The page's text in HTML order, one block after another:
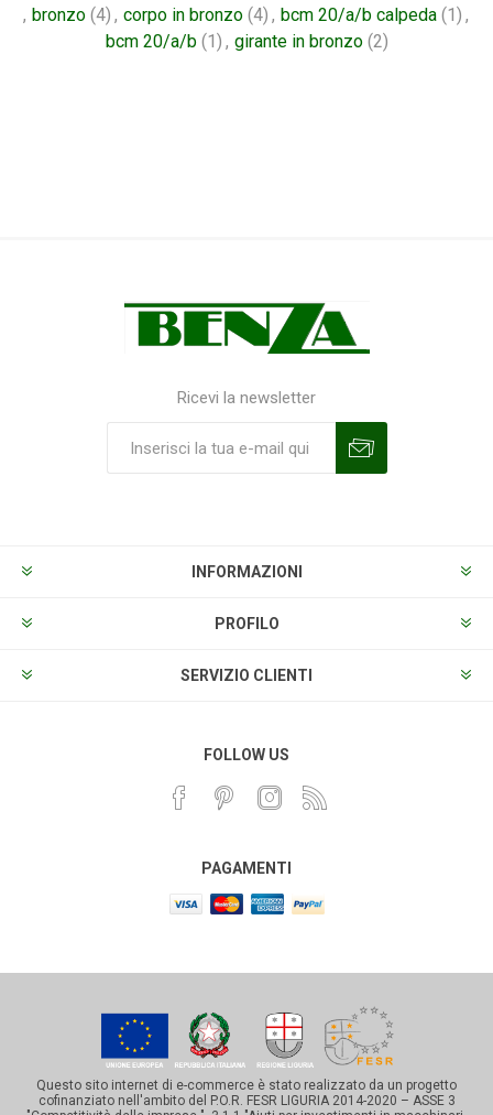
, bronzo (4) , corpo in bronzo (4) , bcm 20/a/b calpeda (1) ,
bcm 20/a/b (1) , girante in bronzo (2)
Ricevi la newsletter
INFORMAZIONI
PROFILO
SERVIZIO CLIENTI
FOLLOW US
PAGAMENTI
Questo sito internet di e-commerce è stato realizzato da un progetto
cofinanziato nell'ambito del P.O.R. FESR LIGURIA 2014-2020 – ASSE 3